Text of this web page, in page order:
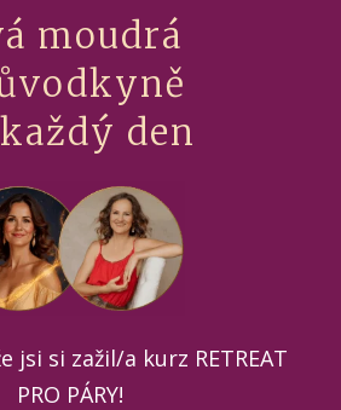
moudrá
den
jsi si zažil/a kurz RETREAT
PRO PÁRY!